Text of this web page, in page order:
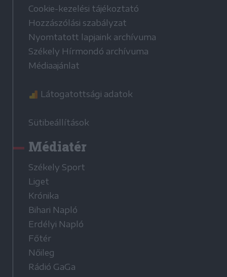
Cookie-kezelési tájékoztató
Hozzászólási szabályzat
Nyomtatott lapjaink archívuma
Székely Hírmondó archívuma
Médiaajánlat
Látogatottsági adatok
Sütibeállítások
Médiatér
Székely Sport
Liget
Krónika
Bihari Napló
Erdélyi Napló
Főtér
Nőileg
Rádió GaGa